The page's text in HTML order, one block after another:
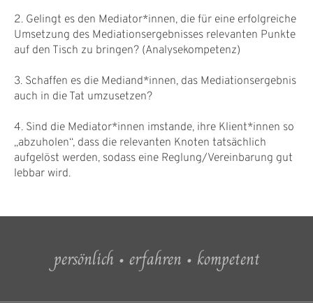
2. Gelingt es den Mediator*innen, die für eine erfolgreiche
Umsetzung des Mediationsergebnisses relevanten Punkte
auf den Tisch zu bringen? (Analysekompetenz)
3. Schaffen es die Mediand*innen, das Mediationsergebnis
auch in die Tat umzusetzen?
4. Sind die Mediator*innen imstande, ihre Klient*innen so
„abzuholen“, dass die relevanten Knoten tatsächlich
aufgelöst werden, sodass eine Reglung/Vereinbarung gut
lebbar wird.
persönlich • erfahren • kompetent